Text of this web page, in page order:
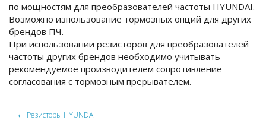
по мощностям для преобразователей частоты HYUNDAI.
Возможно изпользование тормозных опций для других
брендов ПЧ.
При использовании резисторов для преобразователей
частоты других брендов необходимо учитывать
рекомендуемое производителем сопротивление
согласования с тормозным прерывателем.
← Резисторы HYUNDAI